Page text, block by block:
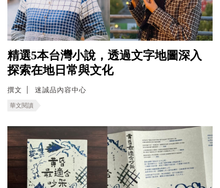
精選5本台灣小說，透過文字地圖深入
探索在地日常與文化
撰文 迷誠品內容中心
華文閱讀